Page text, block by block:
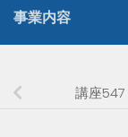
事業内容
講座